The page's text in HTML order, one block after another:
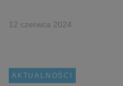
12 czerwca 2024
AKTUALNOŚCI